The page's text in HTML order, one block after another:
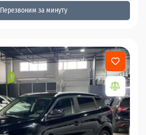
Перезвоним за минуту